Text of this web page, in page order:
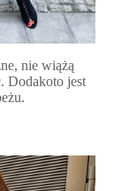
nie wiążą
Dodakoto jest